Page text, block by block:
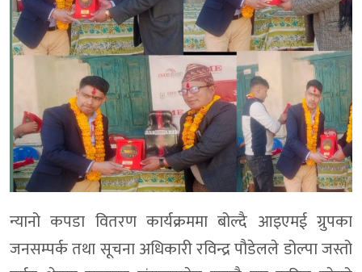
न्यानो कपडा वितरण कार्यक्रममा बोल्दै आइएमई ग्रुपका
जनसम्पर्क तथा सूचना अधिकारी रविन्द्र पौडेलले डोल्पा जस्तो